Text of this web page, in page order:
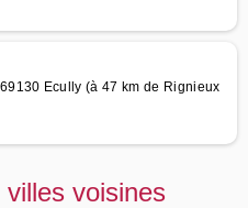
Ecully (à 47 km de Rignieux
voisines